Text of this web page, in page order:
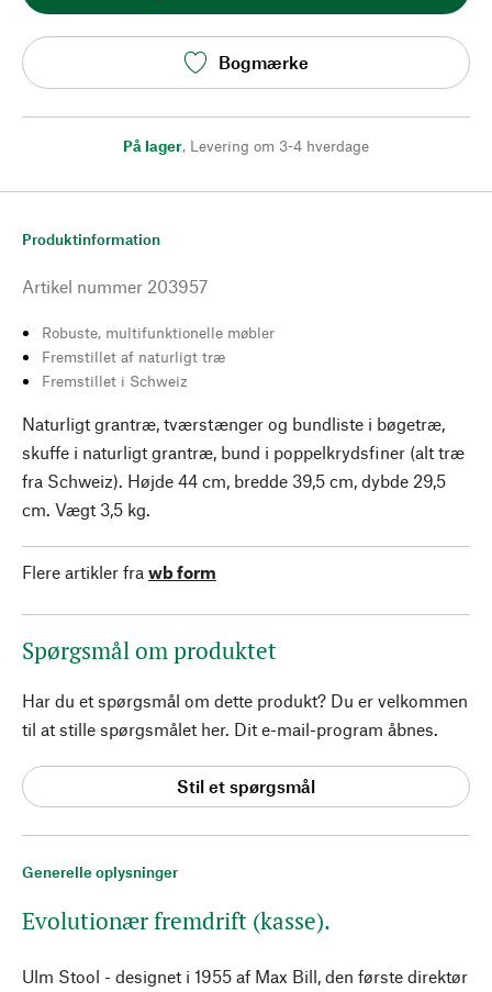
Bogmærke
På lager, Levering om 3-4 hverdage
Generelle oplysninger
Evolutionær fremdrift (kasse).
Ulm Stool - designet i 1955 af Max Bill, den første direktør
Produktinformation
Artikel nummer 203957
Robuste, multifunktionelle møbler
Fremstillet af naturligt træ
Fremstillet i Schweiz
Naturligt grantræ, tværstænger og bundliste i bøgetræ,
skuffe i naturligt grantræ, bund i poppelkrydsfiner (alt træ
fra Schweiz). Højde 44 cm, bredde 39,5 cm, dybde 29,5
cm. Vægt 3,5 kg.
Flere artikler fra wb form
Spørgsmål om produktet
Har du et spørgsmål om dette produkt? Du er velkommen
til at stille spørgsmålet her. Dit e-mail-program åbnes.
Stil et spørgsmål